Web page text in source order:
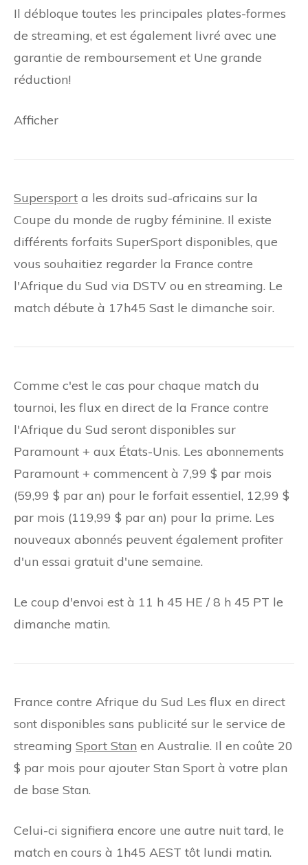
Il débloque toutes les principales plates-formes
de streaming, et est également livré avec une
garantie de remboursement etUne grande
réduction!
Afficher
Supersport a les droits sud-africains sur la
Coupe du monde de rugby féminine. Il existe
différents forfaits SuperSport disponibles, que
vous souhaitiez regarder la France contre
l'Afrique du Sud via DSTV ou en streaming. Le
match débute à 17h45 Sast le dimanche soir.
Comme c'est le cas pour chaque match du
tournoi, les flux en direct de la France contre
l'Afrique du Sud seront disponibles sur
Paramount + aux États-Unis. Les abonnements
Paramount + commencent à 7,99 $ par mois
(59,99 $ par an) pour le forfait essentiel, 12,99 $
par mois (119,99 $ par an) pour la prime. Les
nouveaux abonnés peuvent également profiter
d'un essai gratuit d'une semaine.
Le coup d'envoi est à 11 h 45 HE / 8 h 45 PT le
dimanche matin.
France contre Afrique du Sud Les flux en direct
sont disponibles sans publicité sur le service de
streaming Sport Stan en Australie. Il en coûte 20
$ par mois pour ajouter Stan Sport à votre plan
de base Stan.
Celui-ci signifiera encore une autre nuit tard, le
match en cours à 1h45 AEST tôt lundi matin.